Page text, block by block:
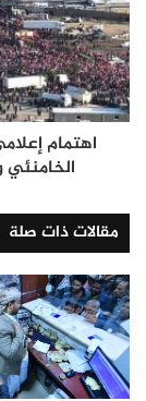
اهتمام
مقالات ذات صلة